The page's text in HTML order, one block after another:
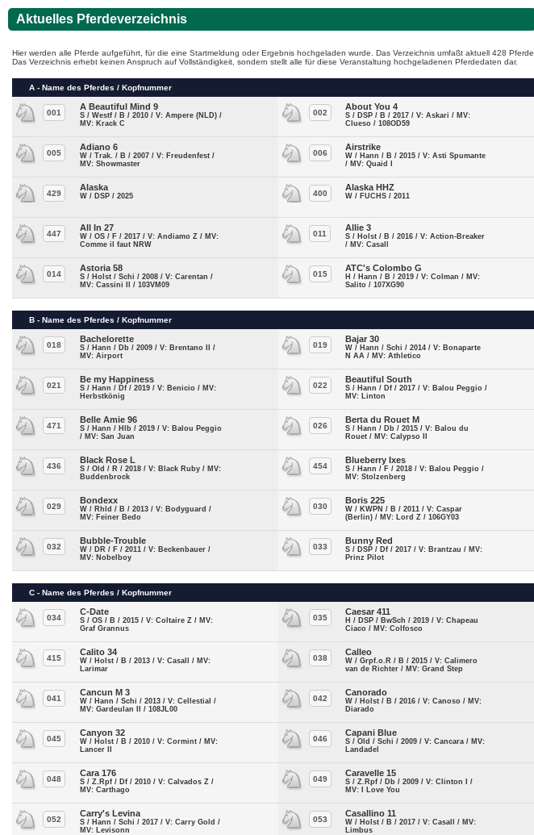
Aktuelles Pferdeverzeichnis
Hier werden alle Pferde aufgeführt, für die eine Startmeldung oder Ergebnis hochgeladen wurde. Das Verzeichnis umfaßt aktuell 428 Pferde.
Das Verzeichnis erhebt keinen Anspruch auf Vollständigkeit, sondern stellt alle für diese Veranstaltung hochgeladenen Pferdedaten dar.
A - Name des Pferdes / Kopfnummer
001
A Beautiful Mind 9
S / Westf / B / 2010 / V: Ampere (NLD) /
MV: Krack C
002
About You 4
S / DSP / B / 2017 / V: Askari / MV:
Clueso / 108OD59
005
Adiano 6
W / Trak. / B / 2007 / V: Freudenfest /
MV: Showmaster
006
Airstrike
W / Hann / B / 2015 / V: Asti Spumante
/ MV: Quaid I
429
Alaska
W / DSP / 2025 400
Alaska HHZ
W / FUCHS / 2011
447
All In 27
W / OS / F / 2017 / V: Andiamo Z / MV:
Comme il faut NRW
011
Allie 3
S / Holst / B / 2016 / V: Action-Breaker
/ MV: Casall
014
Astoria 58
S / Holst / Schi / 2008 / V: Carentan /
MV: Cassini II / 103VM09
015
ATC's Colombo G
H / Hann / B / 2019 / V: Colman / MV:
Salito / 107XG90
B - Name des Pferdes / Kopfnummer
018
Bachelorette
S / Hann / Db / 2009 / V: Brentano II /
MV: Airport
019
Bajar 30
W / Hann / Schi / 2014 / V: Bonaparte
N AA / MV: Athletico
021
Be my Happiness
S / Hann / Df / 2019 / V: Benicio / MV:
Herbstkönig
022
Beautiful South
S / Hann / Df / 2017 / V: Balou Peggio /
MV: Linton
471
Belle Amie 96
S / Hann / Hlb / 2019 / V: Balou Peggio
/ MV: San Juan
026
Berta du Rouet M
S / Hann / Db / 2015 / V: Balou du
Rouet / MV: Calypso II
436
Black Rose L
S / Old / R / 2018 / V: Black Ruby / MV:
Buddenbrock
454
Blueberry Ixes
S / Hann / F / 2018 / V: Balou Peggio /
MV: Stolzenberg
029
Bondexx
W / Rhld / B / 2013 / V: Bodyguard /
MV: Feiner Bedo
030
Boris 225
W / KWPN / B / 2011 / V: Caspar
(Berlin) / MV: Lord Z / 106GY03
032
Bubble-Trouble
W / DR / F / 2011 / V: Beckenbauer /
MV: Nobelboy
033
Bunny Red
S / DSP / Df / 2017 / V: Brantzau / MV:
Prinz Pilot
C - Name des Pferdes / Kopfnummer
034
C-Date
S / OS / B / 2015 / V: Coltaire Z / MV:
Graf Grannus
035
Caesar 411
H / DSP / BwSch / 2019 / V: Chapeau
Ciaco / MV: Colfosco
415
Calito 34
W / Holst / B / 2013 / V: Casall / MV:
Larimar
038
Calleo
W / Grpf.o.R / B / 2015 / V: Calimero
van de Richter / MV: Grand Step
041
Cancun M 3
W / Hann / Schi / 2013 / V: Cellestial /
MV: Gardeulan II / 108JL00
042
Canorado
W / Holst / B / 2016 / V: Canoso / MV:
Diarado
045
Canyon 32
W / Holst / B / 2010 / V: Cormint / MV:
Lancer II
046
Capani Blue
S / Old / Schi / 2009 / V: Cancara / MV:
Landadel
048
Cara 176
S / Z.Rpf / Df / 2010 / V: Calvados Z /
MV: Carthago
049
Caravelle 15
S / Z.Rpf / Db / 2009 / V: Clinton I /
MV: I Love You
052
Carry's Levina
S / Hann / Schi / 2017 / V: Carry Gold /
MV: Levisonn
053
Casallino 11
W / Holst / B / 2017 / V: Casall / MV:
Limbus